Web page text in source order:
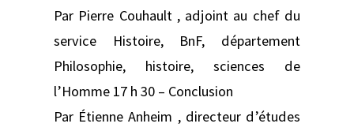
Par Pierre Couhault , adjoint au chef du
service Histoire, BnF, département
Philosophie, histoire, sciences de
l’Homme 17 h 30 – Conclusion
Par Étienne Anheim , directeur d’études